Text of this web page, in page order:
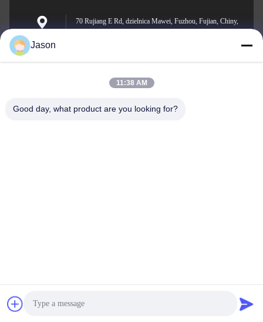
Najlepszą cenę
70 Rujiang E Rd, dzielnica Mawei, Fuzhou, Fujian, Chiny,
elektroniczna
Fujian Youtong Industries Co., Ltd.
Jason
11:38 AM
Good day, what product are you looking for?